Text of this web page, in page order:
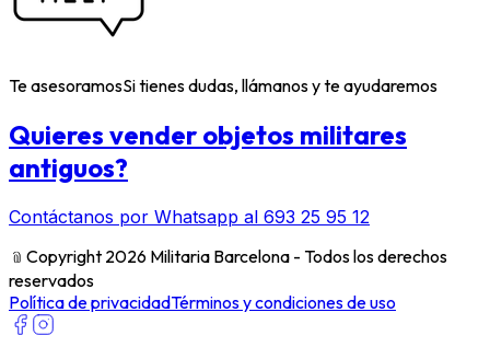
Te asesoramosSi tienes dudas, llámanos y te ayudaremos
Quieres vender objetos militares
antiguos?
Contáctanos por Whatsapp al 693 25 95 12
﹫ Copyright 2026 Militaria Barcelona - Todos los derechos
reservados
Política de privacidadTérminos y condiciones de uso